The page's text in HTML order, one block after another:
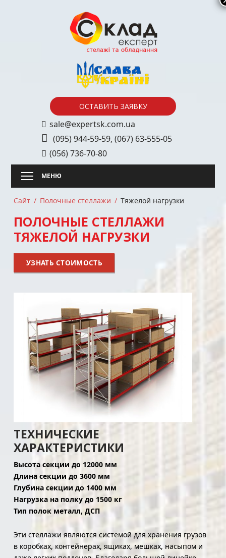
ОСТАВИТЬ ЗАЯВКУ
sale@expertsk.com.ua
(095) 944-59-59, (067) 63-555-05
(056) 736-70-80
Сайт Полочные стеллажи Тяжелой нагрузки
ПОЛОЧНЫЕ СТЕЛЛАЖИ
ТЯЖЕЛОЙ НАГРУЗКИ
УЗНАТЬ СТОИМОСТЬ
ТЕХНИЧЕСКИЕ
ХАРАКТЕРИСТИКИ
Высота секции до 12000 мм
Длина секции до 3600 мм
Глубина секции до 1400 мм
Нагрузка на полку до 1500 кг
Тип полок металл, ДСП
Эти стеллажи являются системой для хранения грузов
в коробках, контейнерах, ящиках, мешках, насыпом и